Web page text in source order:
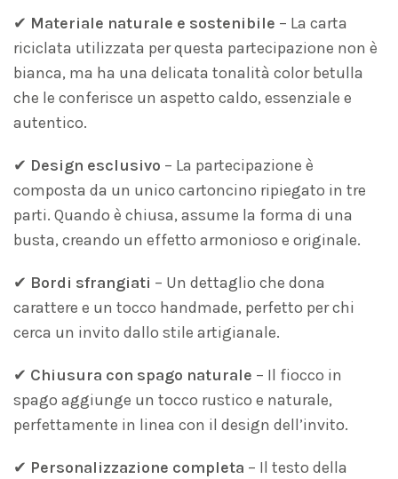
✔ Materiale naturale e sostenibile – La carta
riciclata utilizzata per questa partecipazione non è
bianca, ma ha una delicata tonalità color betulla
che le conferisce un aspetto caldo, essenziale e
autentico.
✔ Design esclusivo – La partecipazione è
composta da un unico cartoncino ripiegato in tre
parti. Quando è chiusa, assume la forma di una
busta, creando un effetto armonioso e originale.
✔ Bordi sfrangiati – Un dettaglio che dona
carattere e un tocco handmade, perfetto per chi
cerca un invito dallo stile artigianale.
✔ Chiusura con spago naturale – Il fiocco in
spago aggiunge un tocco rustico e naturale,
perfettamente in linea con il design dell’invito.
✔ Personalizzazione completa – Il testo della